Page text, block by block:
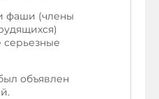
фаши (члены
серьезные
объявлен